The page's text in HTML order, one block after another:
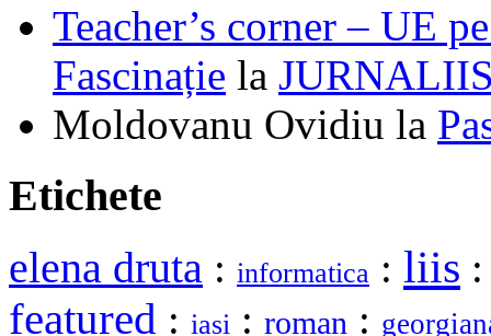
Teacher’s corner – UE
Fascinație la
Moldovanu Ovidiu la
Etichete
elena druta : informatica : liis
featured : iasi : roman :